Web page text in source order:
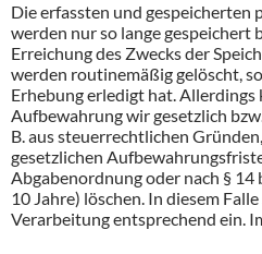
Die erfassten und gespeicherten
werden nur so lange gespeichert
Erreichung des Zwecks der
werden routinemäßig gelöscht,
Erhebung erledigt hat. Allerdings
Aufbewahrung wir gesetzlich
B. aus steuerrechtlichen
gesetzlichen
Abgabenordnung oder nach § 14
10 Jahre) löschen. In diesem
Verarbeitung entsprechend ein.